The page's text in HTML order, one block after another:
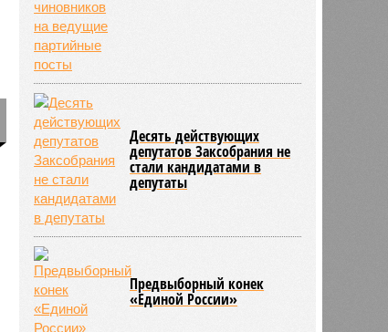
Десять действующих
депутатов Заксобрания не
стали кандидатами в
депутаты
Предвыборный конек
«Единой России»